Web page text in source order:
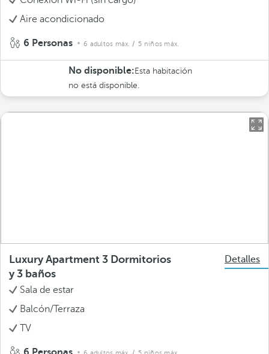
Aire acondicionado
6 Personas 6 adultos máx. / 5 niños máx.
No disponible: Esta habitación
no está disponible.
Luxury Apartment 3 Dormitorios
y 3 baños
Detalles
Sala de estar
Balcón/Terraza
TV